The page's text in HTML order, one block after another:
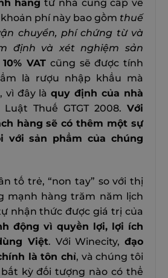
hãng từ nhà cung cấp về
phí này bao gồm thuế
chuyển, phí chứng từ và
định và xét nghiệm sản
10% VAT cũng sẽ được tính
là rượu nhập khẩu mà
vì đây làquy định của nhà
Thuế GTGT 2008. Với
hàng sẽ có thêm một sự
với sản phẩm của chúng
tố trẻ, “non tay” so với thị
mạnh hàng trăm năm lịch
nhận thức được giá trị của
động vì quyền lợi, lợi ích
Việt. Với Winecity,đạo
là tôn chỉ, và chúng tôi
kỳ đối tượng nào có thể